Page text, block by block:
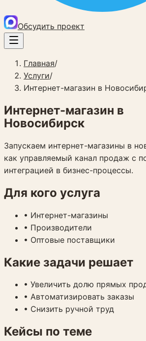
Обсудить проект
Главная/
Услуги/
Интернет-магазин в
Интернет-магазин в
Новосибирск
Запускаем интернет-магазины в
как управляемый канал продаж с
интеграцией в бизнес-процессы.
Для кого услуга
• Интернет-магазины
• Производители
• Оптовые поставщики
Какие задачи решает
• Увеличить долю прямых
• Автоматизировать заказы
• Снизить ручной труд
Кейсы по теме